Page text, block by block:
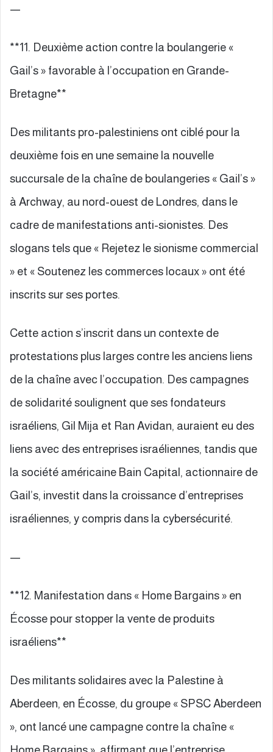
—
**11. Deuxième action contre la boulangerie «
Gail’s » favorable à l’occupation en Grande-
Bretagne**
Des militants pro-palestiniens ont ciblé pour la
deuxième fois en une semaine la nouvelle
succursale de la chaîne de boulangeries « Gail’s »
à Archway, au nord-ouest de Londres, dans le
cadre de manifestations anti-sionistes. Des
slogans tels que « Rejetez le sionisme commercial
» et « Soutenez les commerces locaux » ont été
inscrits sur ses portes.
Cette action s’inscrit dans un contexte de
protestations plus larges contre les anciens liens
de la chaîne avec l’occupation. Des campagnes
de solidarité soulignent que ses fondateurs
israéliens, Gil Mija et Ran Avidan, auraient eu des
liens avec des entreprises israéliennes, tandis que
la société américaine Bain Capital, actionnaire de
Gail’s, investit dans la croissance d’entreprises
israéliennes, y compris dans la cybersécurité.
—
**12. Manifestation dans « Home Bargains » en
Écosse pour stopper la vente de produits
israéliens**
Des militants solidaires avec la Palestine à
Aberdeen, en Écosse, du groupe « SPSC Aberdeen
», ont lancé une campagne contre la chaîne «